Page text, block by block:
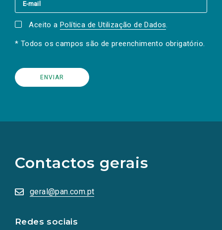
Aceito a Política de Utilização de Dados.
* Todos os campos são de preenchimento obrigatório.
Contactos gerais
geral@pan.com.pt
Redes sociais
redes
sociais
numa
nova